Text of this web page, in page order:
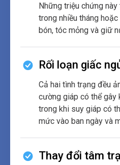
Những triệu chứng
trong nhiều tháng
bón, tóc mỏng và giữ
Rối loạn giấc
Cả hai tình trạng đều
cường giáp có thể gây
trong khi suy giáp có
mức vào ban ngày và
Thay đổi tâm